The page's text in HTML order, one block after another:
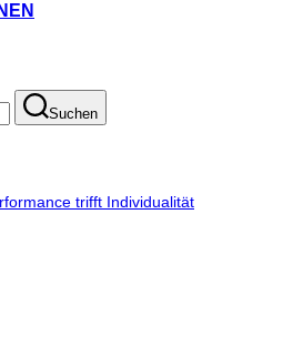
Suchen
trifft Individualität